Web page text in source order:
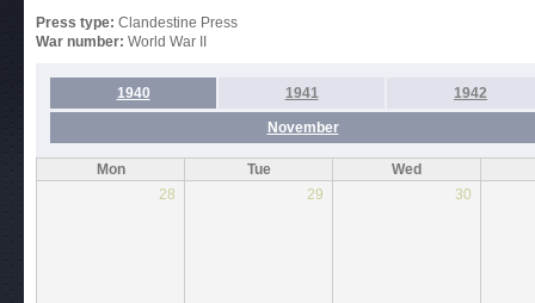
Press type: Clandestine Press
War number: World War II
1940 1941 1942
November
Mon Tue
Wed
28
29 30